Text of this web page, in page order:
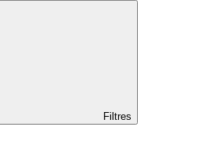
Filtres